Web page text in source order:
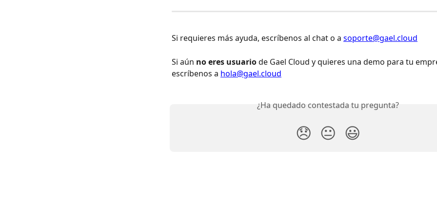
Si requieres más ayuda, escríbenos al chat o a soporte@gael.cloud
Si aún no eres usuario de Gael Cloud y quieres una demo para tu
escríbenos a hola@gael.cloud
¿Ha quedado contestada tu pregunta?
😞 😐 😃